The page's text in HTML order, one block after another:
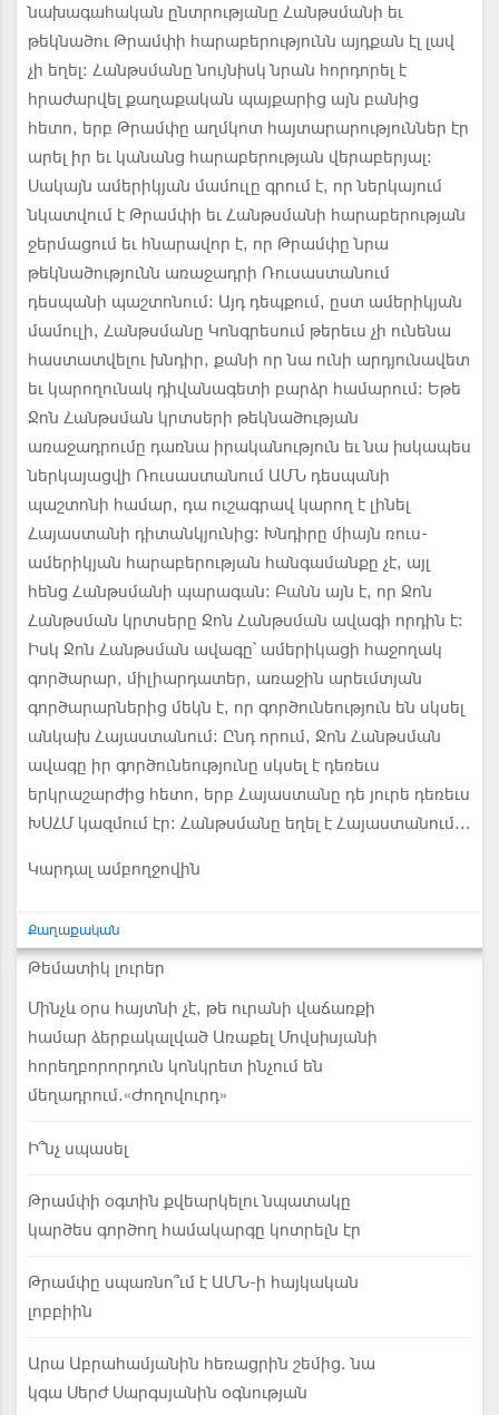
նախագահական ընտրությանը Հանթսմանի եւ
թեկնածու Թրամփի հարաբերությունն այդքան էլ լավ
չի եղել: Հանթսմանը նույնիսկ նրան հորդորել է
հրաժարվել քաղաքական պայքարից այն բանից
հետո, երբ Թրամփը աղմկոտ հայտարարություններ էր
արել իր եւ կանանց հարաբերության վերաբերյալ:
Սակայն ամերիկյան մամուլը գրում է, որ ներկայում
նկատվում է Թրամփի եւ Հանթսմանի հարաբերության
ջերմացում եւ հնարավոր է, որ Թրամփը նրա
թեկնածությունն առաջադրի Ռուսաստանում
դեսպանի պաշտոնում: Այդ դեպքում, ըստ ամերիկյան
մամուլի, Հանթսմանը Կոնգրեսում թերեւս չի ունենա
հաստատվելու խնդիր, քանի որ նա ունի արդյունավետ
եւ կարողունակ դիվանագետի բարձր համարում: Եթե
Ջոն Հանթսման կրտսերի թեկնածության
առաջադրումը դառնա իրականություն եւ նա իսկապես
ներկայացվի Ռուսաստանում ԱՄՆ դեսպանի
պաշտոնի համար, դա ուշագրավ կարող է լինել
Հայաստանի դիտանկյունից: Խնդիրը միայն ռուս-
ամերիկյան հարաբերության հանգամանքը չէ, այլ
հենց Հանթսմանի պարագան: Բանն այն է, որ Ջոն
Հանթսման կրտսերը Ջոն Հանթսման ավագի որդին է:
Իսկ Ջոն Հանթսման ավագը՝ ամերիկացի հաջողակ
գործարար, միլիարդատեր, առաջին արեւմտյան
գործարարներից մեկն է, որ գործունեություն են սկսել
անկախ Հայաստանում: Ընդ որում, Ջոն Հանթսման
ավագը իր գործունեությունը սկսել է դեռեւս
երկրաշարժից հետո, երբ Հայաստանը դե յուրե դեռեւս
ԽՍՀՄ կազմում էր: Հանթսմանը եղել է Հայաստանում...
Կարդալ ամբողջովին
Քաղաքական
Թեմատիկ լուրեր
Մինչև օրս հայտնի չէ, թե ուրանի վաճառքի
համար ձերբակալված Առաքել Մովսիսյանի
հորեղբորորդուն կոնկրետ ինչում են
մեղադրում.«Ժողովուրդ»
Ի՞նչ սպասել
Թրամփի օգտին քվեարկելու նպատակը
կարծես գործող համակարգը կոտրելն էր
Թրամփը սպառնո՞ւմ է ԱՄՆ-ի հայկական
լոբբիին
Արա Աբրահամյանին հեռացրին շեմից. նա
կգա Սերժ Սարգսյանին օգնության